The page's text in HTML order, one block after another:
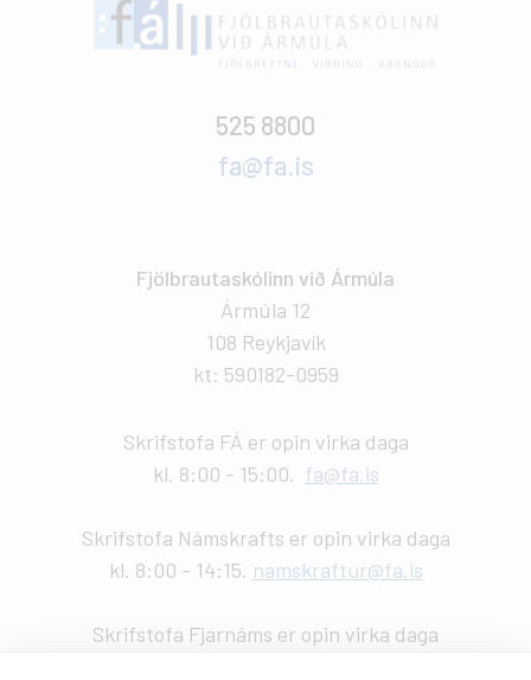
525 8800
fa@fa.is
Fjölbrautaskólinn við Ármúla
Ármúla 12
108 Reykjavík
kt: 590182-0959
Skrifstofa FÁ er opin virka daga
kl. 8:00 - 15:00. fa@fa.is
Skrifstofa Námskrafts er opin virka daga
kl. 8:00 - 14:15. namskraftur@fa.is
Skrifstofa Fjarnáms er opin virka daga